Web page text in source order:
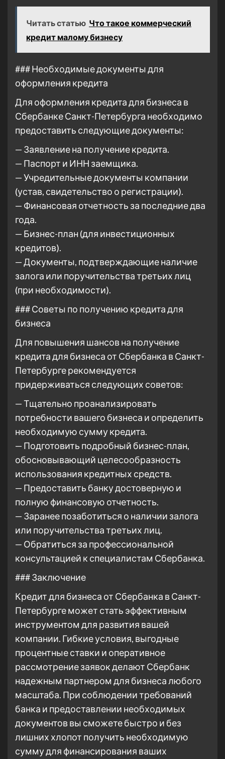
Читать статью Что такое коммерческий
кредит малому бизнесу
### Необходимые документы для
оформления кредита
Для оформления кредита для бизнеса в
Сбербанке Санкт-Петербурга необходимо
предоставить следующие документы:
— Заявление на получение кредита.
— Паспорт и ИНН заемщика.
— Учредительные документы компании
(устав, свидетельство о регистрации).
— Финансовая отчетность за последние два
года.
— Бизнес-план (для инвестиционных
кредитов).
— Документы, подтверждающие наличие
залога или поручительства третьих лиц
(при необходимости).
### Советы по получению кредита для
бизнеса
Для повышения шансов на получение
кредита для бизнеса от Сбербанка в Санкт-
Петербурге рекомендуется
придерживаться следующих советов:
— Тщательно проанализировать
потребности вашего бизнеса и определить
необходимую сумму кредита.
— Подготовить подробный бизнес-план,
обосновывающий целесообразность
использования кредитных средств.
— Предоставить банку достоверную и
полную финансовую отчетность.
— Заранее позаботиться о наличии залога
или поручительства третьих лиц.
— Обратиться за профессиональной
консультацией к специалистам Сбербанка.
### Заключение
Кредит для бизнеса от Сбербанка в Санкт-
Петербурге может стать эффективным
инструментом для развития вашей
компании. Гибкие условия, выгодные
процентные ставки и оперативное
рассмотрение заявок делают Сбербанк
надежным партнером для бизнеса любого
масштаба. При соблюдении требований
банка и предоставлении необходимых
документов вы сможете быстро и без
лишних хлопот получить необходимую
сумму для финансирования ваших